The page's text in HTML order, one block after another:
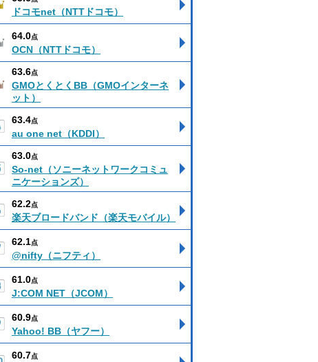
ドコモnet（NTTドコモ）
64.0点
OCN（NTTドコモ）
63.6点
GMOとくとくBB（GMOインターネ
ット）
63.4点
au one net（KDDI）
63.0点
So-net（ソニーネットワークコミュ
ニケーションズ）
62.2点
楽天ブロードバンド（楽天モバイル）
62.1点
@nifty（ニフティ）
61.0点
J:COM NET（JCOM）
60.9点
Yahoo! BB（ヤフー）
60.7点